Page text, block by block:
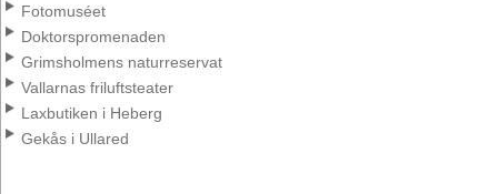
Fotomuséet
Doktorspromenaden
Grimsholmens naturreservat
Vallarnas friluftsteater
Laxbutiken i Heberg
Gekås i Ullared